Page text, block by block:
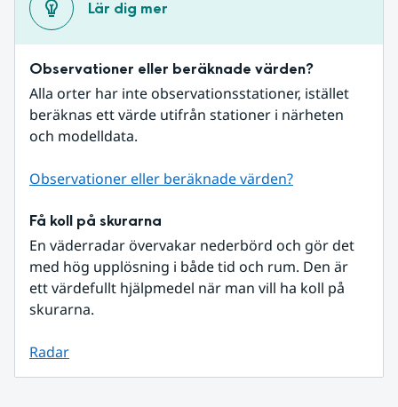
Lär dig mer
Observationer eller beräknade värden?
Alla orter har inte observationsstationer, istället
beräknas ett värde utifrån stationer i närheten
och modelldata.
Observationer eller beräknade värden?
Få koll på skurarna
En väderradar övervakar nederbörd och gör det
med hög upplösning i både tid och rum. Den är
ett värdefullt hjälpmedel när man vill ha koll på
skurarna.
Radar